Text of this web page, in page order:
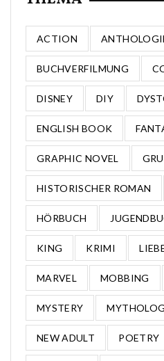
ACTION
BUCHVERFILMUNG
DISNEY DIY
ENGLISH BOOK
GRAPHIC NOVEL
HISTORISCHER ROMAN
HÖRBUCH
KING KRIMI
MARVEL MOBBING
MYSTERY
NEW ADULT POETRY